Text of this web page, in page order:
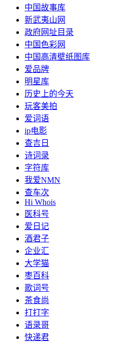
中国故事库
新武夷山网
政府网址目录
中国色彩网
中国高清壁纸图库
爱品牌
明星库
历史上的今天
玩客美拍
爱词语
ip电影
查吉日
诗词录
字符库
我爱NMN
查车次
Hi Whois
医科号
爱日记
酒君子
企业汇
大学猫
枣百科
歌词号
茶食尚
打打字
语录哥
快递君